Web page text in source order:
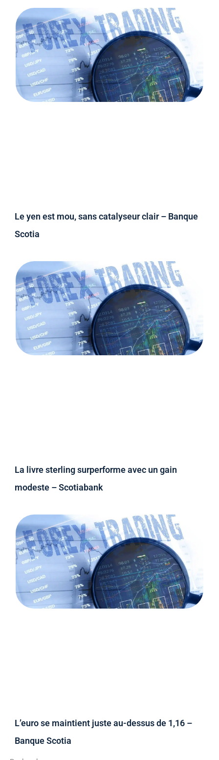
Le yen est mou, sans catalyseur clair – Banque
Scotia
La livre sterling surperforme avec un gain
modeste – Scotiabank
L’euro se maintient juste au-dessus de 1,16 –
Banque Scotia